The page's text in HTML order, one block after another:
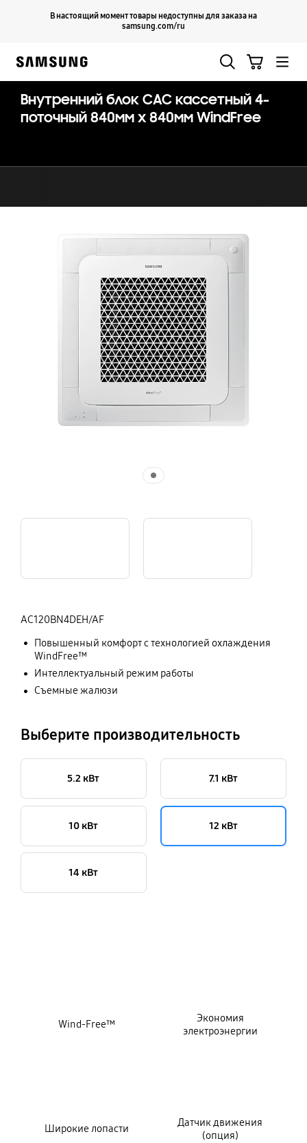
В настоящий момент товары недоступны для заказа на
samsung.com/ru
Продолжить
Внутренний блок CAC кассетный 4-
поточный 840мм х 840мм WindFree
AC120BN4DEH/AF
Повышенный комфорт с технологией охлаждения
WindFree™
Интеллектуальный режим работы
Съемные жалюзи
Выберите производительность
5.2 кВт 7.1 кВт
10 кВт 12 кВт
14 кВт
Wind-Free™
Экономия
электроэнергии
Широкие лопасти
Датчик движения
(опция)